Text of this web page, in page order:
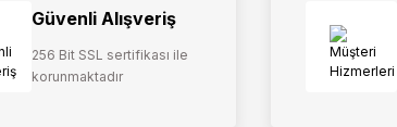
Güvenli Alışveriş
256 Bit SSL sertifikası ile
korunmaktadır